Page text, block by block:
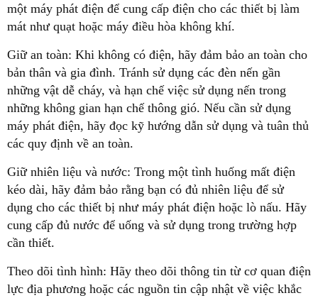
một máy phát điện để cung cấp điện cho các thiết bị làm
mát như quạt hoặc máy điều hòa không khí.
Giữ an toàn: Khi không có điện, hãy đảm bảo an toàn cho
bản thân và gia đình. Tránh sử dụng các đèn nến gần
những vật dễ cháy, và hạn chế việc sử dụng nến trong
những không gian hạn chế thông gió. Nếu cần sử dụng
máy phát điện, hãy đọc kỹ hướng dẫn sử dụng và tuân thủ
các quy định về an toàn.
Giữ nhiên liệu và nước: Trong một tình huống mất điện
kéo dài, hãy đảm bảo rằng bạn có đủ nhiên liệu để sử
dụng cho các thiết bị như máy phát điện hoặc lò nấu. Hãy
cung cấp đủ nước để uống và sử dụng trong trường hợp
cần thiết.
Theo dõi tình hình: Hãy theo dõi thông tin từ cơ quan điện
lực địa phương hoặc các nguồn tin cập nhật về việc khắc